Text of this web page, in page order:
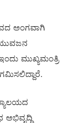
ಅಂಗವಾಗಿ
ಮುಖ್ಯಮಂತ್ರಿ